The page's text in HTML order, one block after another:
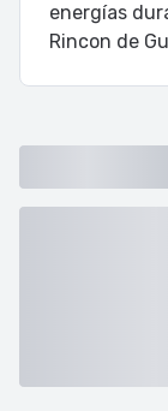
energías
Rincon de